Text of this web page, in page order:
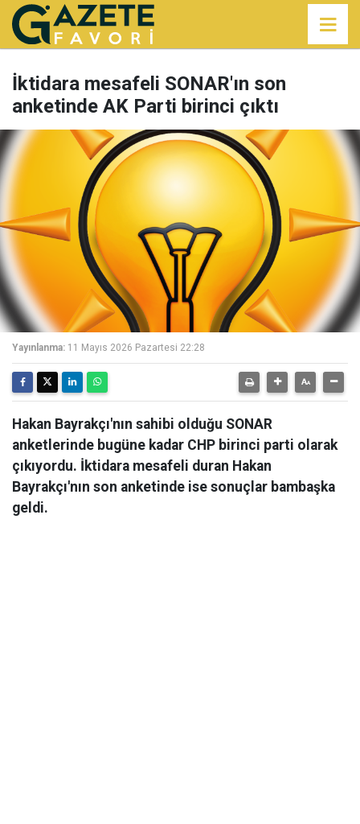
İktidara mesafeli SONAR'ın son
anketinde AK Parti birinci çıktı
Yayınlanma: 11 Mayıs 2026 Pazartesi 22:28
Hakan Bayrakçı'nın sahibi olduğu SONAR
anketlerinde bugüne kadar CHP birinci parti olarak
çıkıyordu. İktidara mesafeli duran Hakan
Bayrakçı'nın son anketinde ise sonuçlar bambaşka
geldi.